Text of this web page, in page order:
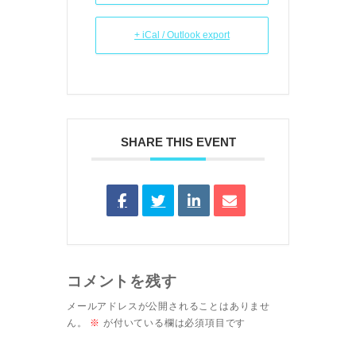
+ iCal / Outlook export
SHARE THIS EVENT
コメントを残す
メールアドレスが公開されることはありませ
ん。
※ が付いている欄は必須項目です